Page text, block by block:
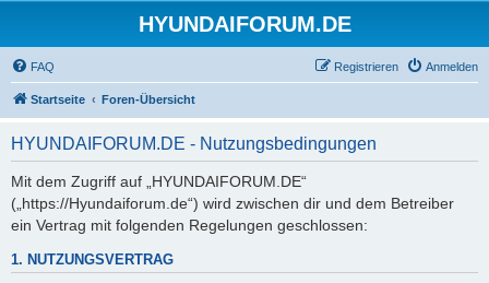
HYUNDAIFORUM.DE
FAQ Anmelden
Registrieren
Startseite Foren-Übersicht
HYUNDAIFORUM.DE - Nutzungsbedingungen
Mit dem Zugriff auf „HYUNDAIFORUM.DE“
(„https://Hyundaiforum.de“) wird zwischen dir und dem Betreiber
ein Vertrag mit folgenden Regelungen geschlossen:
1. NUTZUNGSVERTRAG